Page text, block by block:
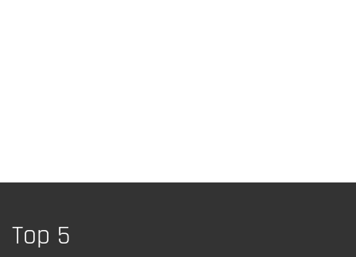
Top 5